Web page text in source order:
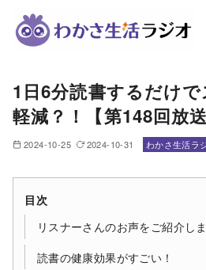
1日6分読書するだけ
軽減？！【第148回放送
2024-10-25 2024-10-31 わかさ生活ラ
目次
リスナーさんのお声をご紹介し
読書の健康効果がすごい！